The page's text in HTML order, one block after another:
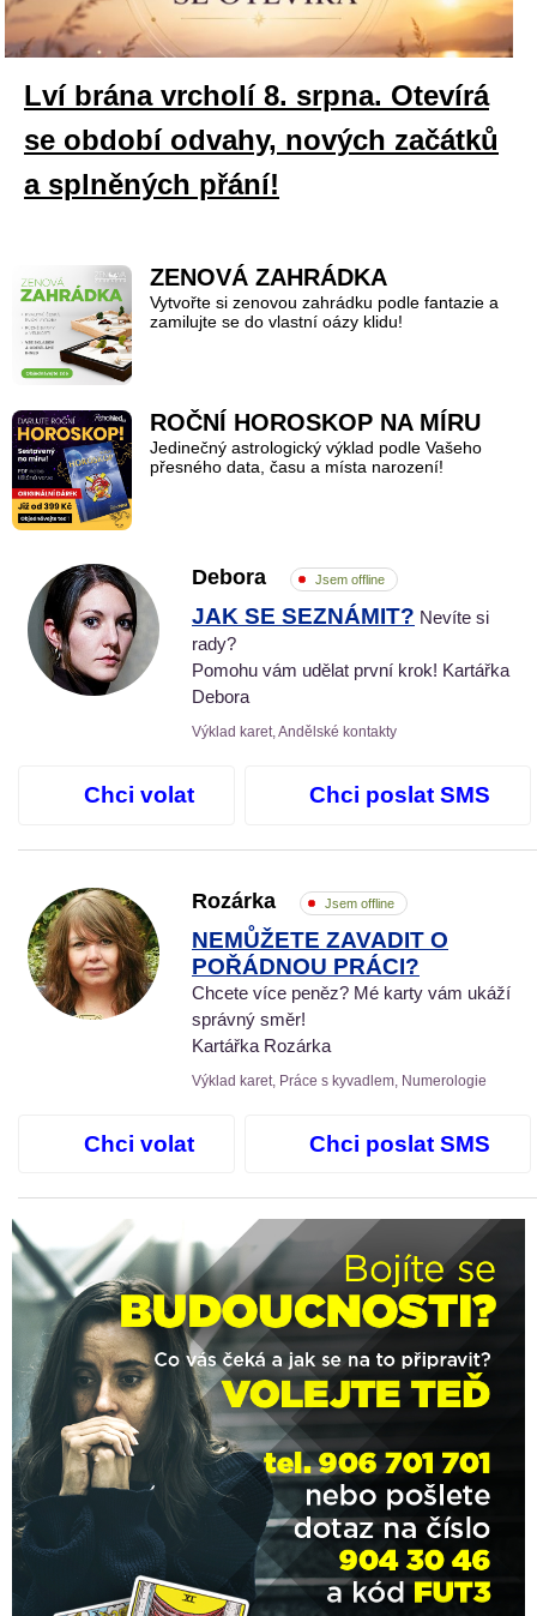
Lví brána vrcholí 8. srpna. Otevírá
se období odvahy, nových začátků
a splněných přání!
ZENOVÁ ZAHRÁDKA
Vytvořte si zenovou zahrádku podle fantazie a
zamilujte se do vlastní oázy klidu!
ROČNÍ HOROSKOP NA MÍRU
Jedinečný astrologický výklad podle Vašeho
přesného data, času a místa narození!
Debora Jsem offline
JAK SE SEZNÁMIT? Nevíte si
rady?
Pomohu vám udělat první krok! Kartářka
Debora
Výklad karet, Andělské kontakty
Chci volat Chci poslat SMS
Rozárka Jsem offline
NEMŮŽETE ZAVADIT O
POŘÁDNOU PRÁCI?
Chcete více peněz? Mé karty vám ukáží
správný směr!
Kartářka Rozárka
Výklad karet, Práce s kyvadlem, Numerologie
Chci volat Chci poslat SMS